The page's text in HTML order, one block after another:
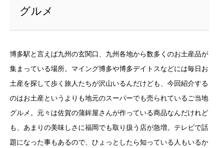
グルメ
博多駅と言えば九州の玄関口、九州各地から数多くのお土産品が
集まっている場所。マイング博多や博多デイトスなどには毎日お
土産を探して歩く旅人たちが沢山いるんだけども、今回紹介する
のはお土産というよりも地元のスーパーでも売られているご当地
グルメ。元々は佐賀の蒲鉾屋さんが作っている商品なんだけれど
も、あまりの美味しさに福岡でも取り扱う店が急増。テレビで話
題になった事もあるので、ひょっとしたら知っている人もいるか